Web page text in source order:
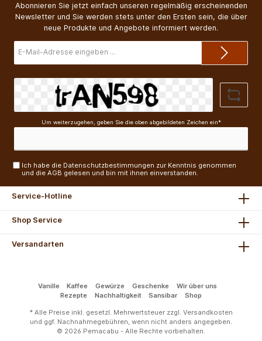
Abonnieren Sie jetzt einfach unseren regelmäßig erscheinenden
Newsletter und Sie werden stets unter den Ersten sein, die über
neue Produkte und Angebote informiert werden.
Mail-
Um weiterzugehen, geben Sie die oben abgebildeten Zeichen ein*
Ich habe die Datenschutzbestimmungen zur Kenntnis genommen
und dieAGB gelesen und bin mit ihnen einverstanden.
Service-Hotline
Shop Service
Versandarten
Vanille Kaffee Gewürze Geschenke
Wir über uns
Rezepte
Nachhaltigkeit Sansibar Shop
* Alle Preise inkl. gesetzl. Mehrwertsteuer zzgl. Versandkosten
und ggf. Nachnahmegebühren, wenn nicht anders angegeben.
© 2026 Pemacabu - Alle Rechte vorbehalten.